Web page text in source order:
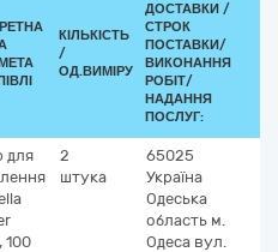
КІЛЬКІСТЬ
/
ОД.ВИМІРУ
ДОСТАВКИ /
СТРОК
ПОСТАВКИ/
ВИКОНАННЯ
РОБІТ/
НАДАННЯ
ПОСЛУГ:
для
100
2
штука
65025
Україна
Одеська
область м.
Одеса вул.